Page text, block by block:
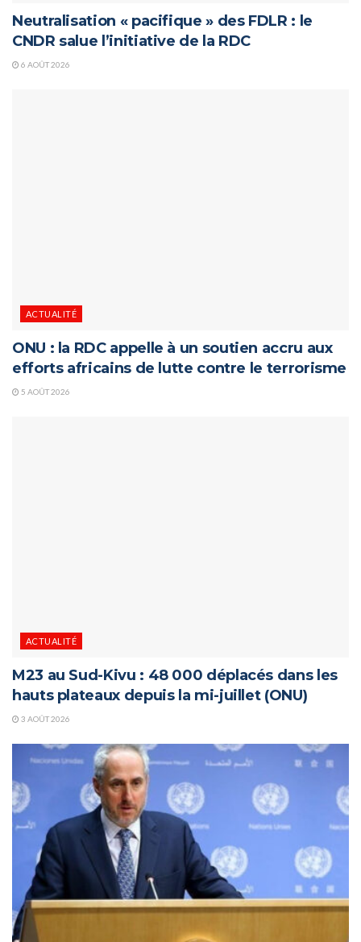
Neutralisation « pacifique » des FDLR : le
CNDR salue l’initiative de la RDC
6 AOÛT 2026
ACTUALITÉ
ONU : la RDC appelle à un soutien accru aux
efforts africains de lutte contre le terrorisme
5 AOÛT 2026
ACTUALITÉ
M23 au Sud-Kivu : 48 000 déplacés dans les
hauts plateaux depuis la mi-juillet (ONU)
3 AOÛT 2026